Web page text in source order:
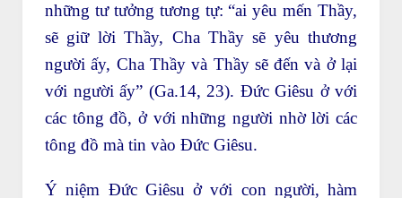
những tư tưởng tương tự: “ai yêu mến Thầy,
sẽ giữ lời Thầy, Cha Thầy sẽ yêu thương
người ấy, Cha Thầy và Thầy sẽ đến và ở lại
với người ấy” (Ga.14, 23). Đức Giêsu ở với
các tông đồ, ở với những người nhờ lời các
tông đồ mà tin vào Đức Giêsu.
Ý niệm Đức Giêsu ở với con người, hàm